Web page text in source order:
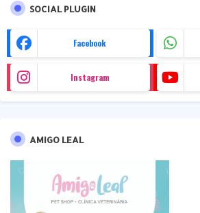
SOCIAL PLUGIN
Facebook
Instagram
AMIGO LEAL